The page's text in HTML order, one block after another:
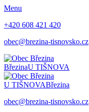
Menu
+420 608 421 420
obec@brezina-tisnovsko.cz
BřezinaU TIŠNOVA
U TIŠNOVABřezina
obec@brezina-tisnovsko.cz